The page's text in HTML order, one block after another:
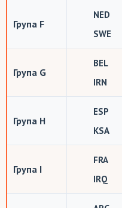
Група F
NED
SWE
Група G
BEL
IRN
Група H
ESP
KSA
Група I
FRA
IRQ